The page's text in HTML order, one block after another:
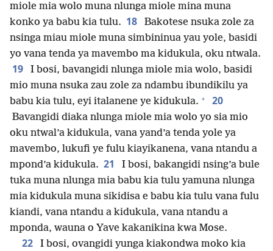
miole mia wolo muna nlunga miole mina muna
konko ya babu kia tulu. 18
Bakotese nsuka zole za
nsinga miau miole muna simbininua yau yole, basidi
yo vana tenda ya mavembo ma kidukula, oku ntwala.
19
I bosi, bavangidi nlunga miole mia wolo, basidi
mio muna nsuka zau zole za ndambu ibundikilu ya
babu kia tulu, eyi italanene ye kidukula. + 20
Bavangidi diaka nlunga miole mia wolo yo sia mio
oku ntwal’a kidukula, vana yand’a tenda yole ya
mavembo, lukufi ye fulu kiayikanena, vana ntandu a
mpond’a kidukula. 21
I bosi, bakangidi nsing’a bule
tuka muna nlunga mia babu kia tulu yamuna nlunga
mia kidukula muna sikidisa e babu kia tulu vana fulu
kiandi, vana ntandu a kidukula, vana ntandu a
mponda, wauna o Yave kakanikina kwa Mose.
22
I bosi, ovangidi yunga kiakondwa moko kia